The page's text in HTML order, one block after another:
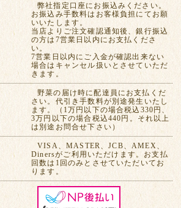
弊社指定口座にお振込みください。
お振込み手数料はお客様負担にてお願
いいたします。
当店よりご注文確認通知後、銀行振込
の方は7営業日以内にお支払くださ
い。
7営業日以内にご入金が確認出来ない
場合はキャンセル扱いとさせていただ
きます。
野菜の届け時に配達員にお支払くだ
さい。代引き手数料が別途発生いたし
ます。（1万円以下の場合税込330円、
3万円以下の場合税込440円。それ以上
は別途お問合せ下さい）
VISA、MASTER、JCB、AMEX、
Dinersがご利用いただけます。お支払
回数は1回のみとさせていただいてお
ります。